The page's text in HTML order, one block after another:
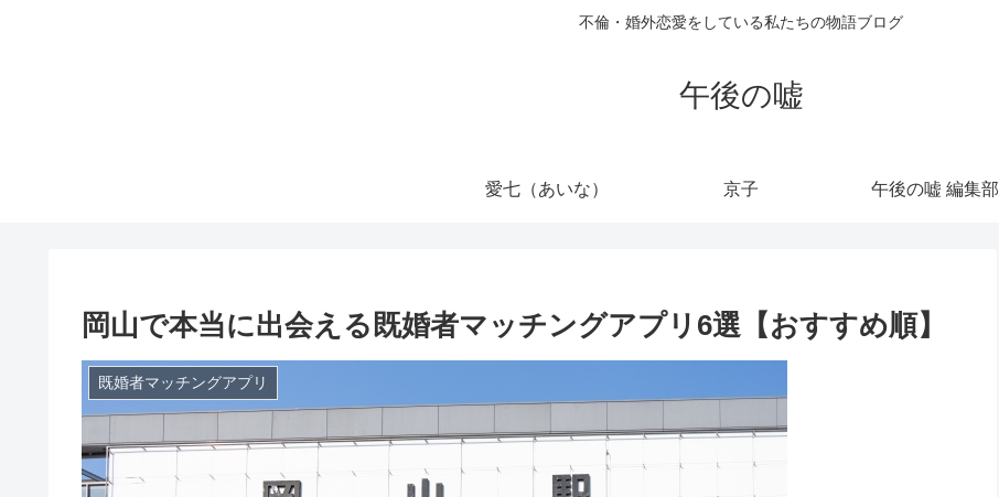
不倫・婚外恋愛をしている私たちの物語ブログ
午後の嘘
愛七（あいな） 京子 午後の嘘 編集部
岡山で本当に出会える既婚者マッチングアプリ6選【おすすめ順】
既婚者マッチングアプリ